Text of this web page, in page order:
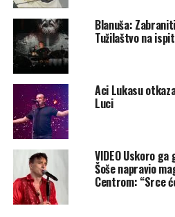
Share
Tweet
POVEZANE TEME: JELENA KARLEUŠA
UP NEXT
Odakle uvesti polovni automobil:
zemlji ne štede na zaštiti od
DON'T MISS
Stručnjaci upozoravaju: Ovih 5
reći ChatGPT-u (a vjerovatno već
Blanuša:
Tužilaštvo na
Aci Lukasu
Luci
VIDEO Uskoro
Šoše napravio
Centrom: “Srce